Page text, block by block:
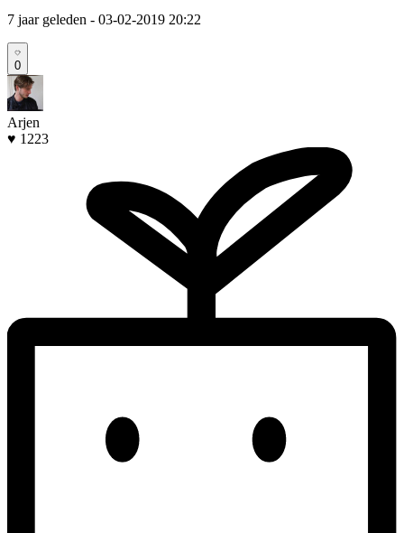
7 jaar geleden - 03-02-2019 20:22
0
Arjen
♥ 1223